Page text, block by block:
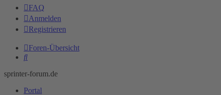
FAQ
Anmelden
Registrieren
Foren-Übersicht
Suche
sprinter-forum.de
Portal